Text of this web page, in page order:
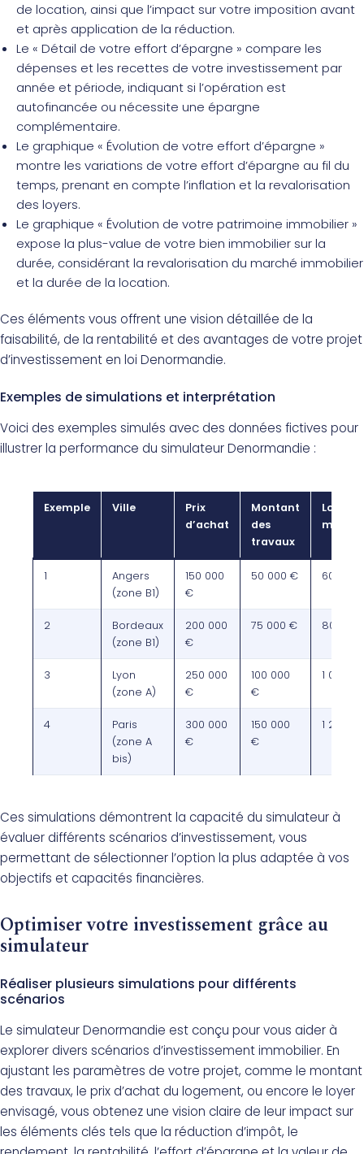
de location, ainsi que l’impact sur votre imposition avant
et après application de la réduction.
Le « Détail de votre effort d’épargne » compare les
dépenses et les recettes de votre investissement par
année et période, indiquant si l’opération est
autofinancée ou nécessite une épargne
complémentaire.
Le graphique « Évolution de votre effort d’épargne »
montre les variations de votre effort d’épargne au fil du
temps, prenant en compte l’inflation et la revalorisation
des loyers.
Le graphique « Évolution de votre patrimoine immobilier »
expose la plus-value de votre bien immobilier sur la
durée, considérant la revalorisation du marché immobilier
et la durée de la location.
Ces éléments vous offrent une vision détaillée de la
faisabilité, de la rentabilité et des avantages de votre projet
d’investissement en loi Denormandie.
Exemples de simulations et interprétation
Voici des exemples simulés avec des données fictives pour
illustrer la performance du simulateur Denormandie :
Exemple Ville
Prix
d’achat
Montant
des
travaux
Loyer
1
Angers
(zone B1)
150 000
€
50 000 € 600 €
2
Bordeaux
(zone B1)
200 000
€
75 000 € 800 €
3
Lyon
(zone A)
250 000
€
100 000
€
1 000 €
4
Paris
(zone A
bis)
300 000
€
150 000
€
1 200 €
Ces simulations démontrent la capacité du simulateur à
évaluer différents scénarios d’investissement, vous
permettant de sélectionner l’option la plus adaptée à vos
objectifs et capacités financières.
Optimiser votre investissement grâce au
simulateur
Réaliser plusieurs simulations pour différents
scénarios
Le simulateur Denormandie est conçu pour vous aider à
explorer divers scénarios d’investissement immobilier. En
ajustant les paramètres de votre projet, comme le montant
des travaux, le prix d’achat du logement, ou encore le loyer
envisagé, vous obtenez une vision claire de leur impact sur
les éléments clés tels que la réduction d’impôt, le